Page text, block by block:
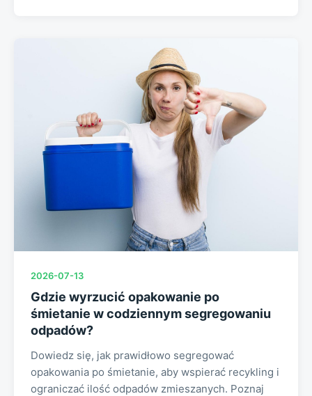
2026-07-13
Gdzie wyrzucić opakowanie po
śmietanie w codziennym segregowaniu
odpadów?
Dowiedz się, jak prawidłowo segregować
opakowania po śmietanie, aby wspierać recykling i
ograniczać ilość odpadów zmieszanych. Poznaj